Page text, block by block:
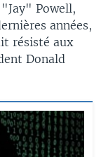
Powell,
années,
résisté aux
Donald